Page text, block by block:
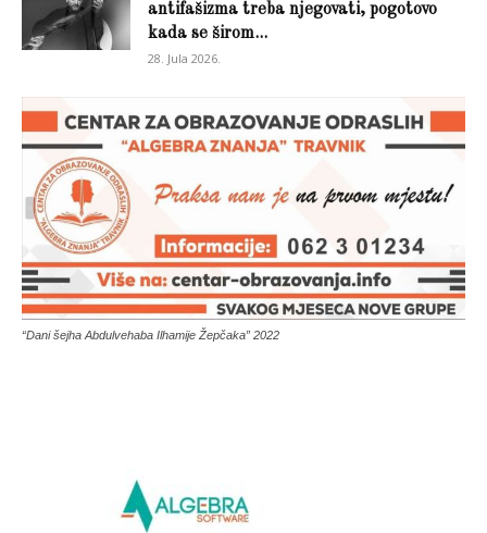
antifašizma treba njegovati, pogotovo
kada se širom...
28. Jula 2026.
“Dani šejha Abdulvehaba Ilhamije Žepčaka” 2022